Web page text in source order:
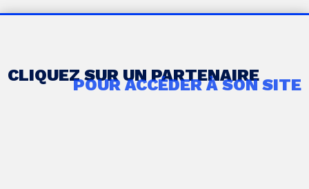
CLIQUEZ SUR UN PARTENAIRE
POUR ACCÉDER À SON SITE